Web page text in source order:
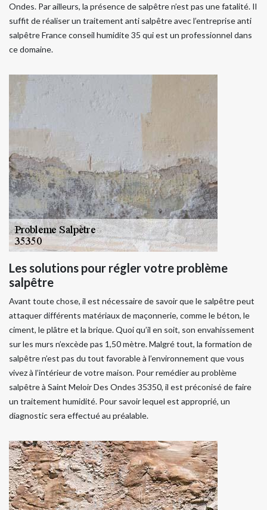
Ondes. Par ailleurs, la présence de salpêtre n’est pas une fatalité. Il
suffit de réaliser un traitement anti salpêtre avec l’entreprise anti
salpêtre France conseil humidite 35 qui est un professionnel dans
ce domaine.
Les solutions pour régler votre problème
salpêtre
Avant toute chose, il est nécessaire de savoir que le salpêtre peut
attaquer différents matériaux de maçonnerie, comme le béton, le
ciment, le plâtre et la brique. Quoi qu’il en soit, son envahissement
sur les murs n’excède pas 1,50 mètre. Malgré tout, la formation de
salpêtre n’est pas du tout favorable à l’environnement que vous
vivez à l’intérieur de votre maison. Pour remédier au problème
salpêtre à Saint Meloir Des Ondes 35350, il est préconisé de faire
un traitement humidité. Pour savoir lequel est approprié, un
diagnostic sera effectué au préalable.